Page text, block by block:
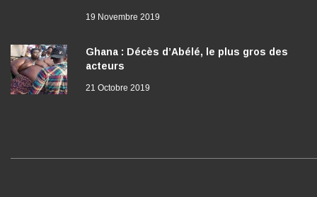
19 Novembre 2019
Ghana : Décès d’Abélé, le plus gros des
acteurs
21 Octobre 2019